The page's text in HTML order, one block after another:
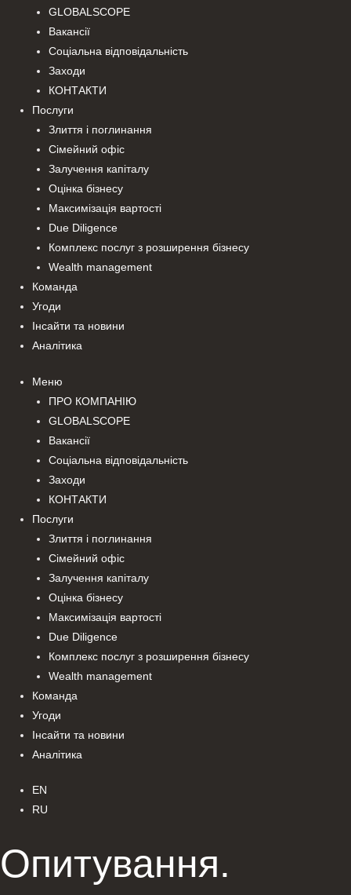
GLOBALSCOPE
Вакансії
Соціальна відповідальність
Заходи
КОНТАКТИ
Послуги
Злиття і поглинання
Сімейний офіс
Залучення капіталу
Оцінка бізнесу
Максимізація вартості
Due Diligence
Комплекс послуг з розширення бізнесу
Wealth management
Команда
Угоди
Інсайти та новини
Аналітика
Меню
ПРО КОМПАНІЮ
GLOBALSCOPE
Вакансії
Соціальна відповідальність
Заходи
КОНТАКТИ
Послуги
Злиття і поглинання
Сімейний офіс
Залучення капіталу
Оцінка бізнесу
Максимізація вартості
Due Diligence
Комплекс послуг з розширення бізнесу
Wealth management
Команда
Угоди
Інсайти та новини
Аналітика
EN
RU
Опитування.